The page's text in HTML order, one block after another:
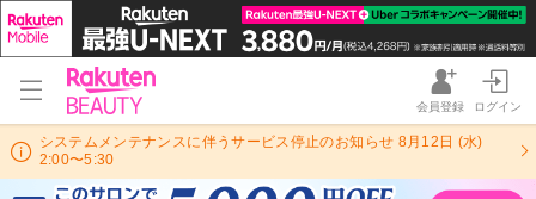
会員登録 ログイン
システムメンテナンスに伴うサービス停止のお知らせ 8月12日 (水)
2:00〜5:30